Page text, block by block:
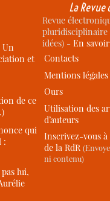
Un
et
de ce
qui
:
lui,
La
Revue
idées) -En
Contacts
Mentions légales
Ours
Utilisation des
d’auteurs
Inscrivez-vous
de la RdR
ni contenu)